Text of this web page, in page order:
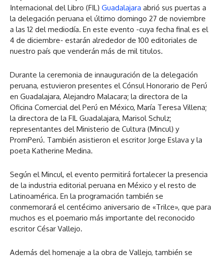
Internacional del Libro (FIL) Guadalajara abrió sus puertas a
la delegación peruana el último domingo 27 de noviembre
a las 12 del mediodía. En este evento -cuya fecha final es el
4 de diciembre- estarán alrededor de 100 editoriales de
nuestro país que venderán más de mil titulos.
Durante la ceremonia de innauguración de la delegación
peruana, estuvieron presentes el Cónsul Honorario de Perú
en Guadalajara, Alejandro Malacara; la directora de la
Oficina Comercial del Perú en México, María Teresa Villena;
la directora de la FIL Guadalajara, Marisol Schulz;
representantes del Ministerio de Cultura (Mincul) y
PromPerú. También asistieron el escritor Jorge Eslava y la
poeta Katherine Medina.
Según el Mincul, el evento permitirá fortalecer la presencia
de la industria editorial peruana en México y el resto de
Latinoamérica. En la programación también se
conmemorará el centécimo aniversario de «Trilce», que para
muchos es el poemario más importante del reconocido
escritor César Vallejo.
Además del homenaje a la obra de Vallejo, también se